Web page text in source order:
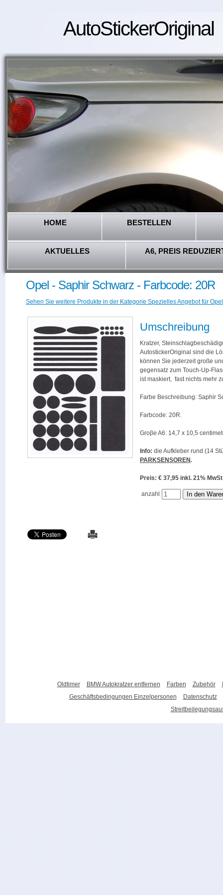
AutoStickerOriginal
HOME BESTELLEN
AKTUELLES A6, PREIS
Opel - Saphir Schwarz - Farbcode: 20R
Sehen Sie weitere Produkte in der Kategorie Spezielles Angebot für
Umschreibung
Kratzer,
AutostickerOriginal sind die
können Sie jederzeit große
gegensatz zum Touch-Up-
ist maskiert, fast nichts mehr
Farbe Beschreibung: Saphir
Farbcode: 20R.
Groβe A6: 14,7 x 10,5
Info: die Aufkleber rund (14
PARKSENSOREN.
Preis: € 37,95 inkl. 21%
anzahl
Oldtimer BMW Autokratzer entfernen Farben Zubehör
Geschäftsbedingungen Einzelpersonen
Datenschutz